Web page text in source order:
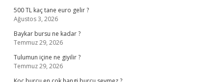
500 TL kaç tane euro gelir ?
Ağustos 3, 2026
Baykar bursu ne kadar ?
Temmuz 29, 2026
Tulumun içine ne giyilir ?
Temmuz 29, 2026